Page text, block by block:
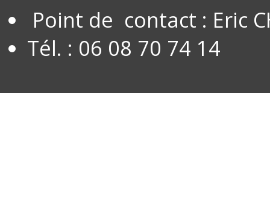
Point de contact : Eric
Tél. : 06 08 70 74 14